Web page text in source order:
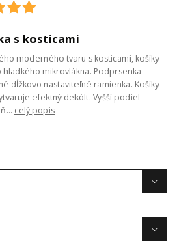
s kosticami
moderného tvaru s kosticami, košíky
mikrovlákna. Podprsenka
dĺžkovo nastaviteľné ramienka. Košíky
efektný dekólt. Vyšší podiel
celý popis